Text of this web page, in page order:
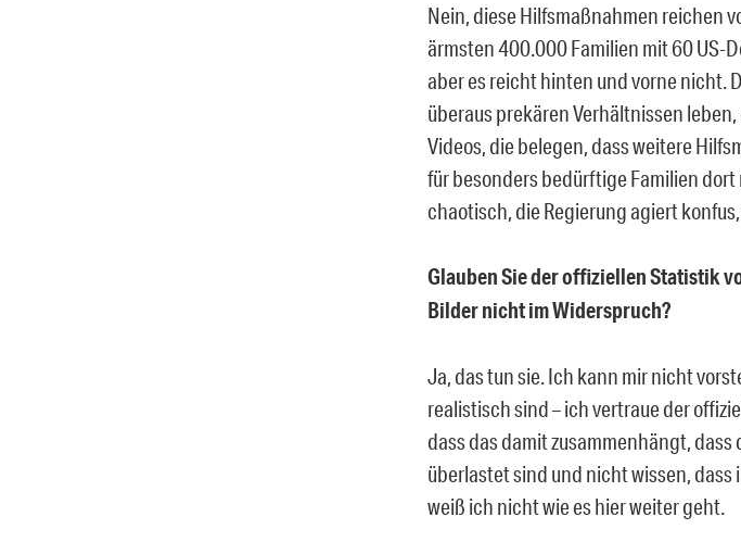
Nein, diese Hilfsmaßnahmen reichen
ärmsten 400.000 Familien mit 60 US-
aber es reicht hinten und vorne nicht.
überaus prekären Verhältnissen
Videos, die belegen, dass weitere
für besonders bedürftige Familien
chaotisch, die Regierung agiert
Glauben Sie der offiziellen Statistik
Bilder nicht im Widerspruch?
Ja, das tun sie. Ich kann mir nicht
realistisch sind – ich vertraue der
dass das damit zusammenhängt,
überlastet sind und nicht wissen,
weiß ich nicht wie es hier weiter geht.